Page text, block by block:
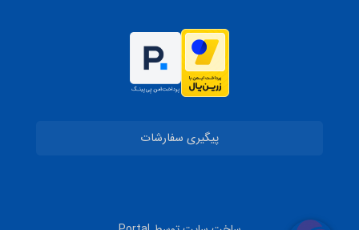
پیگیری سفارشات